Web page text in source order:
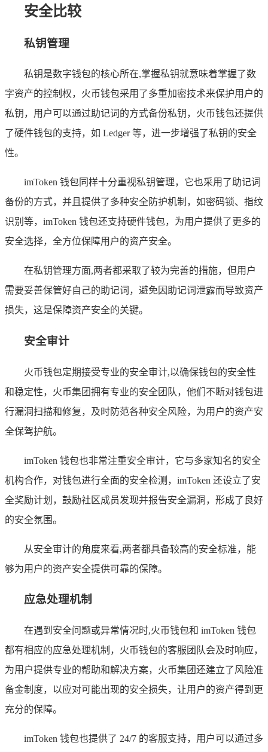
安全比较
私钥管理
私钥是数字钱包的核心所在,掌握私钥就意味着掌握了数
字资产的控制权，火币钱包采用了多重加密技术来保护用户的
私钥，用户可以通过助记词的方式备份私钥，火币钱包还提供
了硬件钱包的支持，如 Ledger 等，进一步增强了私钥的安全
性。
imToken 钱包同样十分重视私钥管理，它也采用了助记词
备份的方式，并且提供了多种安全防护机制，如密码锁、指纹
识别等，imToken 钱包还支持硬件钱包，为用户提供了更多的
安全选择，全方位保障用户的资产安全。
在私钥管理方面,两者都采取了较为完善的措施，但用户
需要妥善保管好自己的助记词，避免因助记词泄露而导致资产
损失，这是保障资产安全的关键。
安全审计
火币钱包定期接受专业的安全审计,以确保钱包的安全性
和稳定性，火币集团拥有专业的安全团队，他们不断对钱包进
行漏洞扫描和修复，及时防范各种安全风险，为用户的资产安
全保驾护航。
imToken 钱包也非常注重安全审计，它与多家知名的安全
机构合作，对钱包进行全面的安全检测，imToken 还设立了安
全奖励计划，鼓励社区成员发现并报告安全漏洞，形成了良好
的安全氛围。
从安全审计的角度来看,两者都具备较高的安全标准，能
够为用户的资产安全提供可靠的保障。
应急处理机制
在遇到安全问题或异常情况时,火币钱包和 imToken 钱包
都有相应的应急处理机制，火币钱包的客服团队会及时响应，
为用户提供专业的帮助和解决方案，火币集团还建立了风险准
备金制度，以应对可能出现的安全损失，让用户的资产得到更
充分的保障。
imToken 钱包也提供了 24/7 的客服支持，用户可以通过多